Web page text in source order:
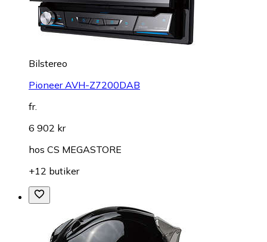
Bilstereo
Pioneer AVH-Z7200DAB
fr.
6 902 kr
hos CS MEGASTORE
+12 butiker